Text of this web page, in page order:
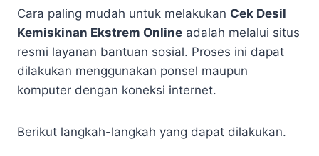
Cara paling mudah untuk melakukan Cek Desil
Kemiskinan Ekstrem Online adalah melalui situs
resmi layanan bantuan sosial. Proses ini dapat
dilakukan menggunakan ponsel maupun
komputer dengan koneksi internet.
Berikut langkah-langkah yang dapat dilakukan.